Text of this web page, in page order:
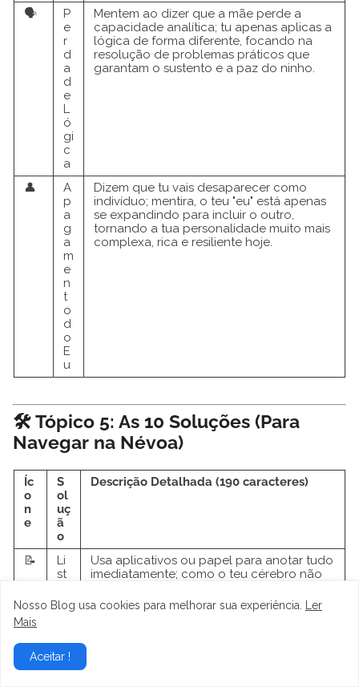
🗣️
P
e
r
d
a
d
e
L
ó
gi
c
a
Mentem ao dizer que a mãe perde a
capacidade analítica; tu apenas aplicas a
lógica de forma diferente, focando na
resolução de problemas práticos que
garantam o sustento e a paz do ninho.
👤
A
p
a
g
a
m
e
n
t
o
d
o
E
u
Dizem que tu vais desaparecer como
indivíduo; mentira, o teu "eu" está apenas
se expandindo para incluir o outro,
tornando a tua personalidade muito mais
complexa, rica e resiliente hoje.
🛠️ Tópico 5: As 10 Soluções (Para
Navegar na Névoa)
Íc
o
n
e
S
ol
uç
ã
o
Descrição Detalhada (190 caracteres)
📝
Li
st
Ex
as
Usa aplicativos ou papel para anotar tudo
imediatamente; como o teu cérebro não
função para o papel e libera espaço
mental para o teu novo morador.
Nosso Blog usa cookies para melhorar sua experiência.
Ler
Mais
Aceitar !